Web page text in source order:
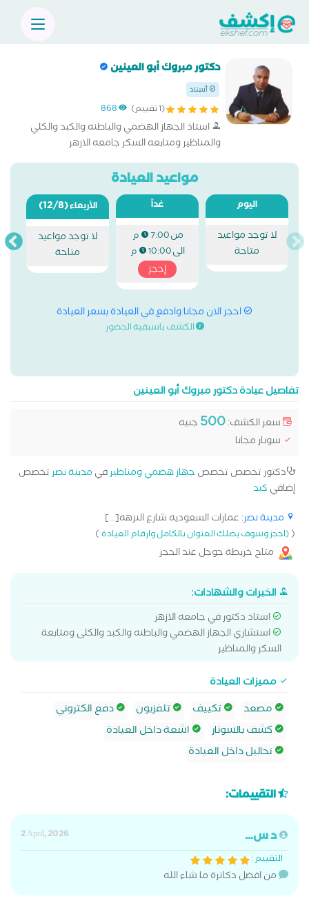
دكتور مبروك أبو العينين
أستاذ
(1 تقييم) 868
استاذ الجهاز الهضمي والباطنه والكبد والكلي
والمناظير ومتابعه السكر جامعه الازهر
مواعيد العيادة
اليوم
لا توجد مواعيد
متاحة
غداً
من7:00 م
الى10:00 م
إحجز
الأربعاء(12/8)
لا توجد مواعيد
متاحة
احجز الان مجانا وادفع في العيادة بسعر العيادة
الكشف باسبقية الحضور
تفاصيل عيادة دكتور مبروك أبو العينين
سعر الكشف:500 جنيه
سونار مجانا
دكتور تخصص تخصص جهاز هضمي ومناظيرفي مدينة نصرتخصص
إضافي كبد
مدينة نصر: عمارات السعوديه شارع النزهه[...]
((احجز وسوف يصلك العنوان بالكامل وارقام العيادة)
متاح خريطة جوجل عند الحجز
الخبرات والشهادات:
استاذ دكتور في جامعه الازهر
استشاري الجهاز الهضمي والباطنه والكبد والكلى ومتابعة
السكر والمناظير
مميزات العيادة
مصعد
تكييف تلفزيون
دفع الكتروني
كشف بالسونار
اشعة داخل العيادة
تحاليل داخل العيادة
التقييمات:
د س...
2 April, 2026
التقييم :
من افضل دكاترة ما شاء الله